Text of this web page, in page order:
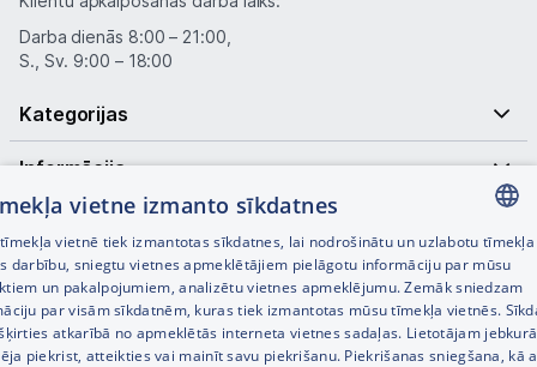
Darba dienās 8:00 – 21:00,
S., Sv. 9:00 – 18:00
Kategorijas
Informācija
Noderīgas saites
LATVIAN
RUSSIAN
ENGLISH
vietne izmanto sīkdatnes
vietnē tiek izmantotas sīkdatnes, lai nodrošinātu un uzlabotu tīmekļa
darbību, sniegtu vietnes apmeklētājiem pielāgotu informāciju par mūsu
un pakalpojumiem, analizētu vietnes apmeklējumu. Zemāk sniedzam
par visām sīkdatnēm, kuras tiek izmantotas mūsu tīmekļa vietnēs.
atkarībā no apmeklētās interneta vietnes sadaļas. Lietotājam
piekrist, atteikties vai mainīt savu piekrišanu. Piekrišanas sniegšana, kā